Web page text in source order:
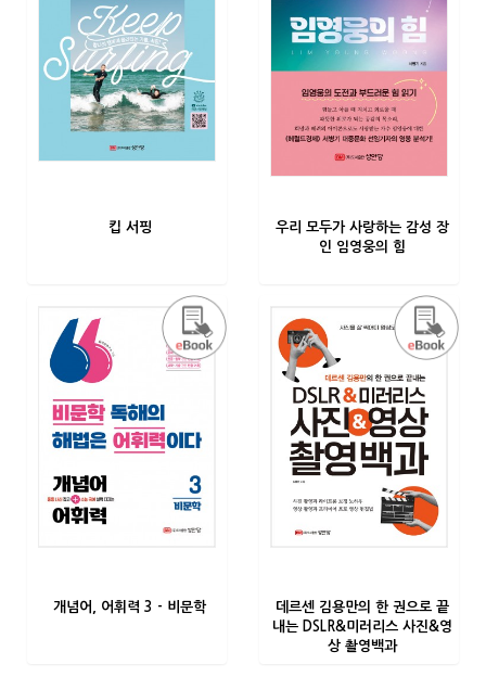
킵 서핑
우리 모두가 사랑하는 감성 장
인 임영웅의 힘
개념어, 어휘력 3 - 비문학
데르센 김용만의 한 권으로 끝
내는 DSLR&미러리스 사진&영
상 촬영백과